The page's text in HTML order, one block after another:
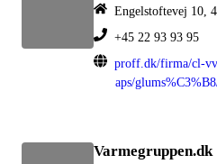
Engelstoftevej 10,
+45 22 93 93 95
proff.dk/firma/cl-
aps/glums%C3%B8/
Varmegruppen.dk